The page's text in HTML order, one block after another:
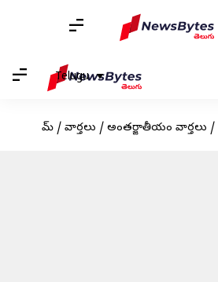
Telugu
హోమ్ / వార్తలు / అంతర్జాతీయం వార్తలు /